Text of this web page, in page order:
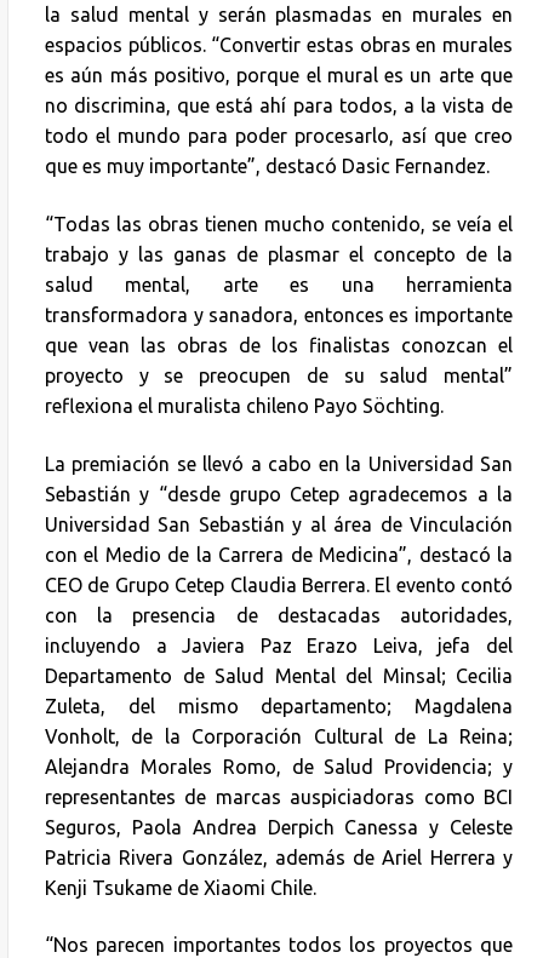
la salud mental y serán plasmadas en murales en
espacios públicos. “Convertir estas obras en murales
es aún más positivo, porque el mural es un arte que
no discrimina, que está ahí para todos, a la vista de
todo el mundo para poder procesarlo, así que creo
que es muy importante”, destacó Dasic Fernandez.
“Todas las obras tienen mucho contenido, se veía el
trabajo y las ganas de plasmar el concepto de la
salud mental, arte es una herramienta
transformadora y sanadora, entonces es importante
que vean las obras de los finalistas conozcan el
proyecto y se preocupen de su salud mental”
reflexiona el muralista chileno Payo Söchting.
La premiación se llevó a cabo en la Universidad San
Sebastián y “desde grupo Cetep agradecemos a la
Universidad San Sebastián y al área de Vinculación
con el Medio de la Carrera de Medicina”, destacó la
CEO de Grupo Cetep Claudia Berrera. El evento contó
con la presencia de destacadas autoridades,
incluyendo a Javiera Paz Erazo Leiva, jefa del
Departamento de Salud Mental del Minsal; Cecilia
Zuleta, del mismo departamento; Magdalena
Vonholt, de la Corporación Cultural de La Reina;
Alejandra Morales Romo, de Salud Providencia; y
representantes de marcas auspiciadoras como BCI
Seguros, Paola Andrea Derpich Canessa y Celeste
Patricia Rivera González, además de Ariel Herrera y
Kenji Tsukame de Xiaomi Chile.
“Nos parecen importantes todos los proyectos que